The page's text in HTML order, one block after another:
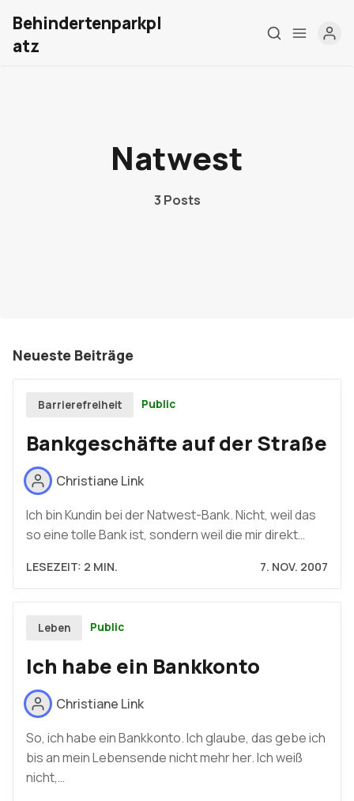
Über mich
Behindertenparkpl
atz
Natwest
3 Posts
Neueste Beiträge
Barrierefreiheit Public
Bankgeschäfte auf der Straße
Christiane Link
Ich bin Kundin bei der Natwest-Bank. Nicht, weil das
so eine tolle Bank ist, sondern weil die mir direkt…
LESEZEIT: 2 MIN. 7. NOV. 2007
Leben Public
Ich habe ein Bankkonto
Christiane Link
So, ich habe ein Bankkonto. Ich glaube, das gebe ich
bis an mein Lebensende nicht mehr her. Ich weiß
nicht,…